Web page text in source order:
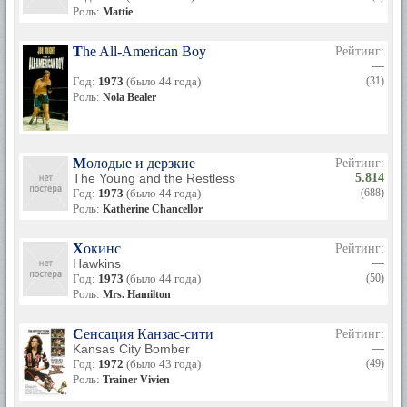
Роль: Mattie
The All-American Boy
Год: 1973 (было 44 года)
Роль: Nola Bealer
Рейтинг:
—
(31)
Молодые и дерзкие
The Young and the Restless
Год: 1973 (было 44 года)
Роль: Katherine Chancellor
Рейтинг:
5.814
(688)
Хокинс
Hawkins
Год: 1973 (было 44 года)
Роль: Mrs. Hamilton
Рейтинг:
—
(50)
Сенсация Канзас-сити
Kansas City Bomber
Год: 1972 (было 43 года)
Роль: Trainer Vivien
Рейтинг:
—
(49)